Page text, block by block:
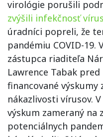
virológie porušili
zvýšili infekčnosť
úradníci popreli, že
pandémiu COVID-19.
zástupca riaditeľa
Lawrence Tabak
financované výskumy
nákazlivosti vírusov.
výskum zameraný na
potenciálnych